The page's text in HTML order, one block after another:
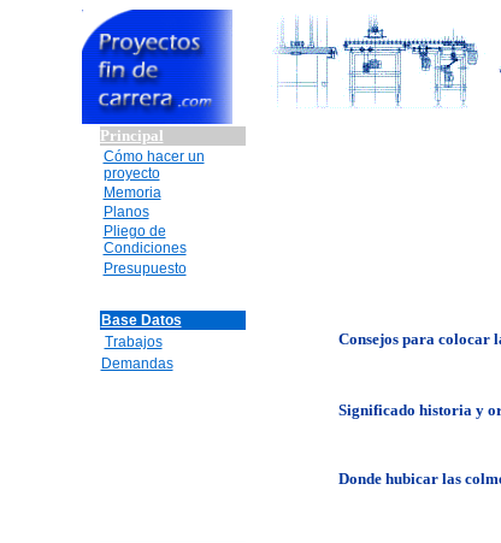
Principal
Cómo hacer un
proyecto
Memoria
Planos
Pliego de
Condiciones
Presupuesto
Base Datos
Trabajos
Demandas
Consejos para colocar
Significado historia y
Donde hubicar las